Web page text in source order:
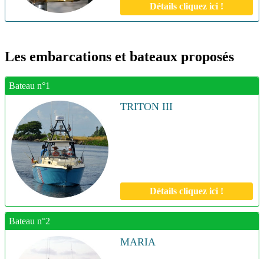
Détails cliquez ici !
Les embarcations et bateaux proposés
Bateau n°1
TRITON III
Détails cliquez ici !
Bateau n°2
MARIA